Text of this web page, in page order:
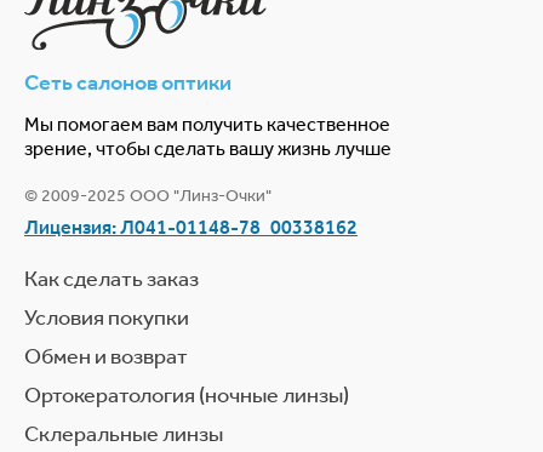
Сеть салонов оптики
Мы помогаем вам получить качественное
зрение, чтобы сделать вашу жизнь лучше
© 2009-2025 ООО "Линз-Очки"
Лицензия: Л041-01148-78_00338162
Как сделать заказ
Условия покупки
Обмен и возврат
Ортокератология (ночные линзы)
Склеральные линзы